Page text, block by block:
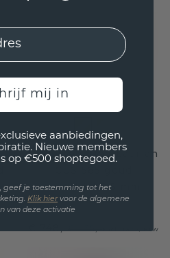
Verlovingsring Laurian
amethist 5.5 mm
Excl. Tax & BTW
mij in
aanbiedingen,
Nieuwe members
op €500 shoptegoed.
geef je toestemming tot het
Klik hiervoor de algemene
van deze activatie